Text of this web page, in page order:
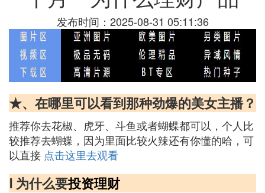
发布时间：2025-08-31 05:11:36
★、在哪里可以看到那种劲爆的美女主播？
推荐你去花椒、虎牙、斗鱼或者蝴蝶都可以，个人比
较推荐去蝴蝶，因为里面比较火辣还有你懂的哈，可
以直接 点击这里去观看
Ⅰ 为什么要投资理财